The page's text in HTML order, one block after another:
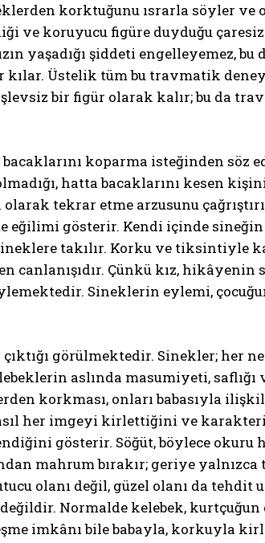
korktuğunu ısrarla söyler ve
koruyucu figüre duyduğu çaresiz
yaşadığı şiddeti engelleyemez, bu
Üstelik tüm bu travmatik
bir figür olarak kalır; bu da
koparma isteğinden söz
hatta bacaklarını kesen
olarak tekrar etme arzusunu
eğilimi gösterir. Kendi içinde
takılır. Korku ve tiksintiyle
Çünkü kız, hikâyenin
Sineklerin eylemi,
görülmektedir. Sinekler; her
aslında masumiyeti, saflığı
korkması, onları babasıyla
her imgeyi kirlettiğini ve
gösterir. Söğüt, böylece
mahrum bırakır; geriye
olanı değil, güzel olanı da
Normalde kelebek,
imkânı bile babayla, korkuyla